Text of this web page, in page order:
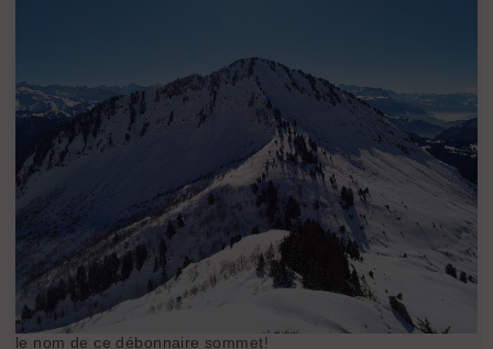
le nom de ce débonnaire sommet!